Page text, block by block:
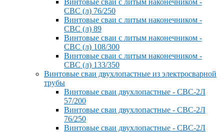
Винтовые сваи с литым наконечником -
СВС (л) 76/250
Винтовые сваи с литым наконечником -
СВС (л) 89
Винтовые сваи с литым наконечником -
СВС (л) 108/300
Винтовые сваи с литым наконечником -
СВС (л) 133/350
Винтовые сваи двухлопастные из электросварной
трубы
Винтовые сваи двухлопастные - СВС-2Л
57/200
Винтовые сваи двухлопастные - СВС-2Л
76/250
Винтовые сваи двухлопастные - СВС-2Л